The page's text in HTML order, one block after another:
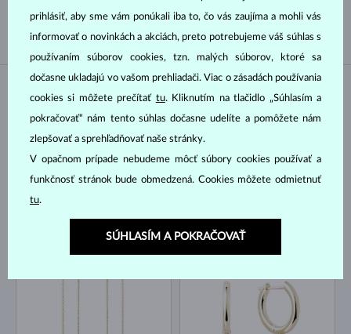
SLADKOVODNÉ AKOYA
NA SKLADE NA SKLADE
NA SKLADE
prihlásiť, aby sme vám ponúkali iba to, čo vás zaujíma a mohli vás
informovať o novinkách a akciách, preto potrebujeme váš súhlas s
používaním súborov cookies, tzn. malých súborov, ktoré sa
dočasne ukladajú vo vašom prehliadači. Viac o zásadách používania
cookies si môžete prečítať tu. Kliknutím na tlačidlo „Súhlasím a
pokračovať“ nám tento súhlas dočasne udelíte a pomôžete nám
zlepšovať a sprehľadňovať naše stránky.
V opačnom prípade nebudeme môcť súbory cookies používať a
funkčnosť stránok bude obmedzená. Cookies môžete odmietnuť
tu.
SÚHLASÍM A POKRAČOVAŤ